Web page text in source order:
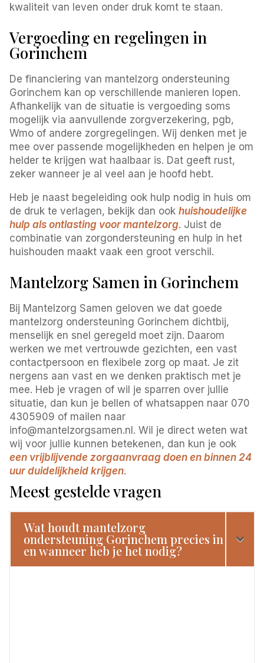
kwaliteit van leven onder druk komt te staan.
Vergoeding en regelingen in
Gorinchem
De financiering van mantelzorg ondersteuning
Gorinchem kan op verschillende manieren lopen.
Afhankelijk van de situatie is vergoeding soms
mogelijk via aanvullende zorgverzekering, pgb,
Wmo of andere zorgregelingen. Wij denken met je
mee over passende mogelijkheden en helpen je om
helder te krijgen wat haalbaar is. Dat geeft rust,
zeker wanneer je al veel aan je hoofd hebt.
Heb je naast begeleiding ook hulp nodig in huis om
de druk te verlagen, bekijk dan ookhuishoudelijke
hulp als ontlasting voor mantelzorg. Juist de
combinatie van zorgondersteuning en hulp in het
huishouden maakt vaak een groot verschil.
Mantelzorg Samen in Gorinchem
Bij Mantelzorg Samen geloven we dat goede
mantelzorg ondersteuning Gorinchem dichtbij,
menselijk en snel geregeld moet zijn. Daarom
werken we met vertrouwde gezichten, een vast
contactpersoon en flexibele zorg op maat. Je zit
nergens aan vast en we denken praktisch met je
mee. Heb je vragen of wil je sparren over jullie
situatie, dan kun je bellen of whatsappen naar 070
4305909 of mailen naar
info@mantelzorgsamen.nl. Wil je direct weten wat
wij voor jullie kunnen betekenen, dan kun je ook
een vrijblijvende zorgaanvraag doen en binnen 24
uur duidelijkheid krijgen.
Meest gestelde vragen
Wat houdt mantelzorg
ondersteuning Gorinchem precies in
en wanneer heb je het nodig?